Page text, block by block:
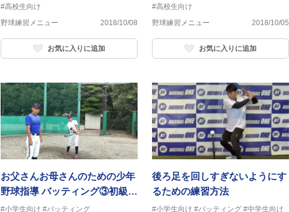
#高校生向け
野球練習メニュー
2018/10/08
お気に入りに追加
#高校生向け
野球練習メニュー
2018/10/05
お気に入りに追加
お父さんお母さんのための少年
野球指導 バッティング③初級
編 ティーバッティング前の準
#小学生向け #バッティング
後ろ足を回しすぎないようにす
るための練習方法
#小学生向け #バッティング #中学生向け